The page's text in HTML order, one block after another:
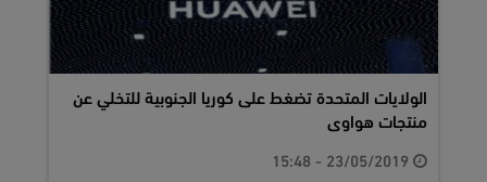
الولايات المتحدة تضغط على كوريا الجنوبية للتخلي عن
منتجات هواوى